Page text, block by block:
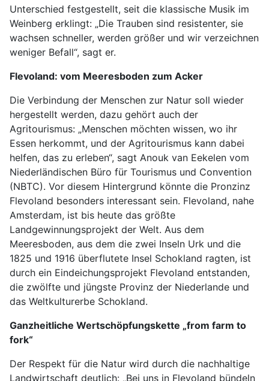
Unterschied festgestellt, seit die klassische Musik im
Weinberg erklingt: „Die Trauben sind resistenter, sie
wachsen schneller, werden größer und wir verzeichnen
weniger Befall“, sagt er.
Flevoland: vom Meeresboden zum Acker
Die Verbindung der Menschen zur Natur soll wieder
hergestellt werden, dazu gehört auch der
Agritourismus: „Menschen möchten wissen, wo ihr
Essen herkommt, und der Agritourismus kann dabei
helfen, das zu erleben“, sagt Anouk van Eekelen vom
Niederländischen Büro für Tourismus und Convention
(NBTC). Vor diesem Hintergrund könnte die Pronzinz
Flevoland besonders interessant sein. Flevoland, nahe
Amsterdam, ist bis heute das größte
Landgewinnungsprojekt der Welt. Aus dem
Meeresboden, aus dem die zwei Inseln Urk und die
1825 und 1916 überflutete Insel Schokland ragten, ist
durch ein Eindeichungsprojekt Flevoland entstanden,
die zwölfte und jüngste Provinz der Niederlande und
das Weltkulturerbe Schokland.
Ganzheitliche Wertschöpfungskette „from farm to
fork“
Der Respekt für die Natur wird durch die nachhaltige
Landwirtschaft deutlich: „Bei uns in Flevoland bündeln